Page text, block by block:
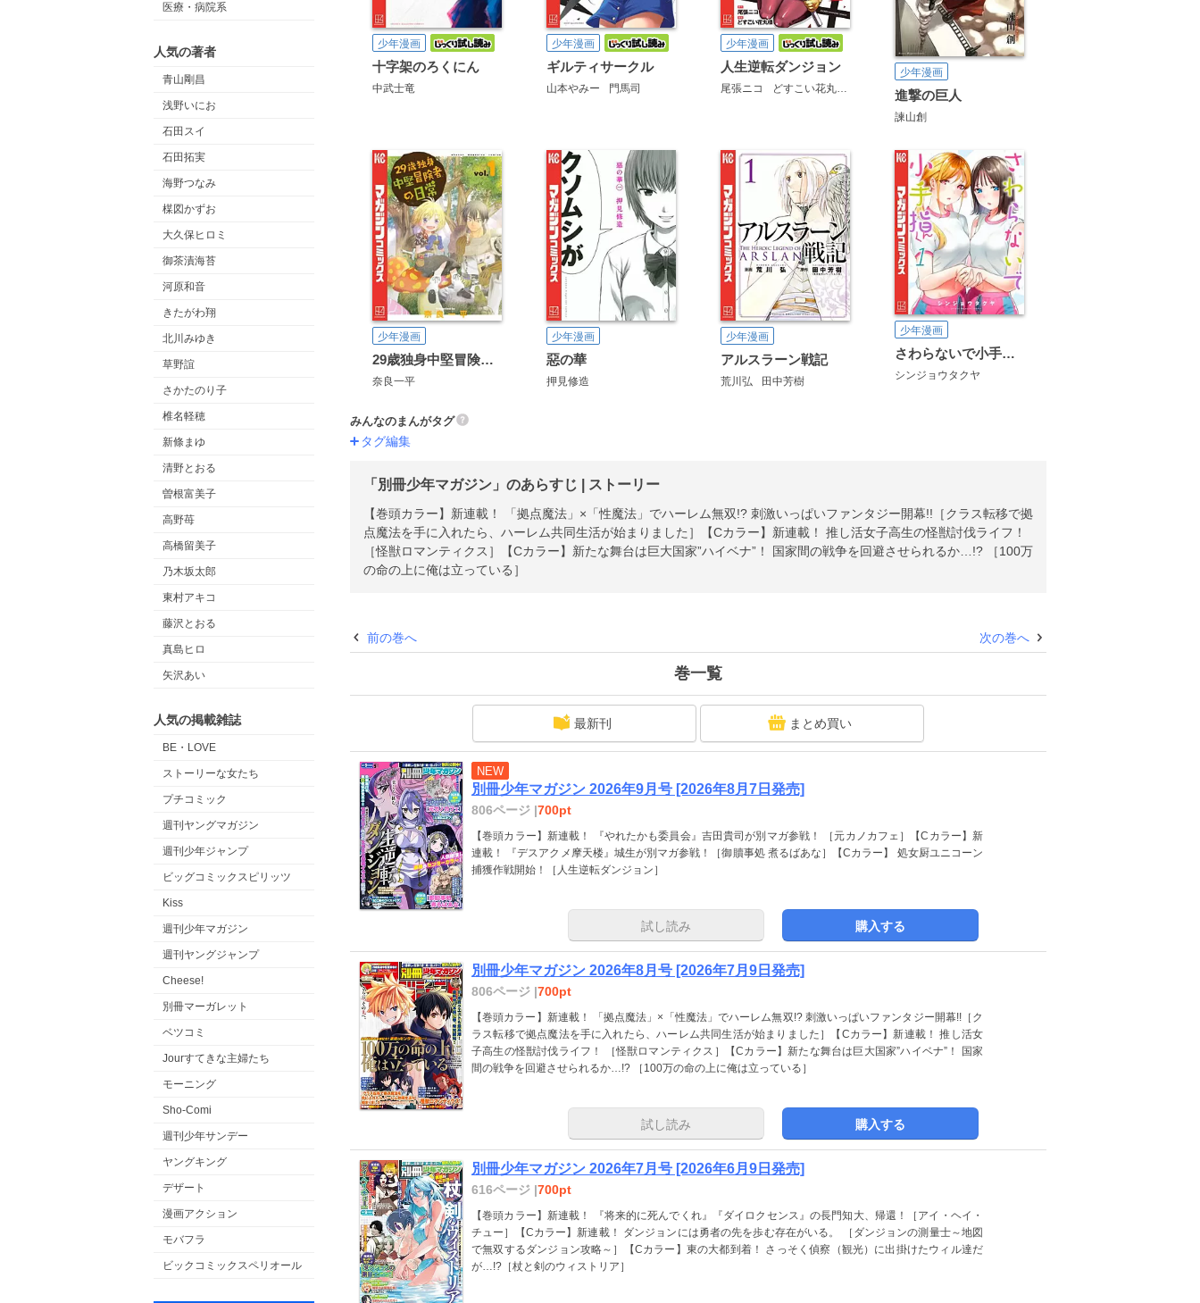
医療・病院系
人気の著者
青山剛昌
浅野いにお
石田スイ
石田拓実
海野つなみ
楳図かずお
大久保ヒロミ
御茶漬海苔
河原和音
きたがわ翔
北川みゆき
草野誼
さかたのり子
椎名軽穂
新條まゆ
清野とおる
曽根富美子
高野苺
高橋留美子
乃木坂太郎
東村アキコ
藤沢とおる
真島ヒロ
矢沢あい
人気の掲載雑誌
BE・LOVE
ストーリーな女たち
プチコミック
週刊ヤングマガジン
週刊少年ジャンプ
ビッグコミックスピリッツ
Kiss
週刊少年マガジン
週刊ヤングジャンプ
Cheese!
別冊マーガレット
ベツコミ
Jourすてきな主婦たち
モーニング
Sho-Comi
週刊少年サンデー
ヤングキング
デザート
漫画アクション
モバフラ
ビックコミックスペリオール
少年漫画
十字架のろくにん
中武士竜
少年漫画
ギルティサークル
山本やみー 門馬司
少年漫画
人生逆転ダンジョン
尾張ニコ どすこい花丸様
少年漫画
進撃の巨人
諫山創
少年漫画
29歳独身中堅冒険者の日常
奈良一平
少年漫画
惡の華
押見修造
少年漫画
アルスラーン戦記
荒川弘 田中芳樹
少年漫画
さわらないで小手指くん
シンジョウタクヤ
みんなのまんがタグ
タグ編集
「別冊少年マガジン」のあらすじ | ストーリー
【巻頭カラー】新連載！ 「拠点魔法」×「性魔法」でハーレム無双!? 刺激いっぱいファンタジー開幕!!［クラス転移で拠
点魔法を手に入れたら、ハーレム共同生活が始まりました］【Cカラー】新連載！ 推し活女子高生の怪獣討伐ライフ！
［怪獣ロマンティクス］【Cカラー】新たな舞台は巨大国家”ハイベナ”！ 国家間の戦争を回避させられるか…!? ［100万
の命の上に俺は立っている］
前の巻へ 次の巻へ
巻一覧
最新刊 まとめ買い
NEW
別冊少年マガジン 2026年9月号 [2026年8月7日発売]
806ページ |700pt
【巻頭カラー】新連載！ 『やれたかも委員会』吉田貴司が別マガ参戦！ ［元カノカフェ］【Cカラー】新
連載！ 『デスアクメ摩天楼』城生が別マガ参戦！［御贖事処 煮るばあな］【Cカラー】 処女厨ユニコーン
捕獲作戦開始！［人生逆転ダンジョン］
試し読み 購入する
別冊少年マガジン 2026年8月号 [2026年7月9日発売]
806ページ |700pt
【巻頭カラー】新連載！ 「拠点魔法」×「性魔法」でハーレム無双!? 刺激いっぱいファンタジー開幕!!［ク
ラス転移で拠点魔法を手に入れたら、ハーレム共同生活が始まりました］【Cカラー】新連載！ 推し活女
子高生の怪獣討伐ライフ！ ［怪獣ロマンティクス］【Cカラー】新たな舞台は巨大国家”ハイベナ”！ 国家
間の戦争を回避させられるか…!? ［100万の命の上に俺は立っている］
試し読み 購入する
別冊少年マガジン 2026年7月号 [2026年6月9日発売]
616ページ |700pt
【巻頭カラー】新連載！ 『将来的に死んでくれ』『ダイロクセンス』の長門知大、帰還！［アイ・ヘイ・
チュー］【Cカラー】新連載！ ダンジョンには勇者の先を歩む存在がいる。 ［ダンジョンの測量士～地図
で無双するダンジョン攻略～］【Cカラー】東の大都到着！ さっそく偵察（観光）に出掛けたウィル達だ
が…!?［杖と剣のウィストリア］